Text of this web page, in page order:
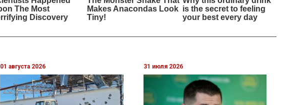
01 августа 2026 31 июля 2026